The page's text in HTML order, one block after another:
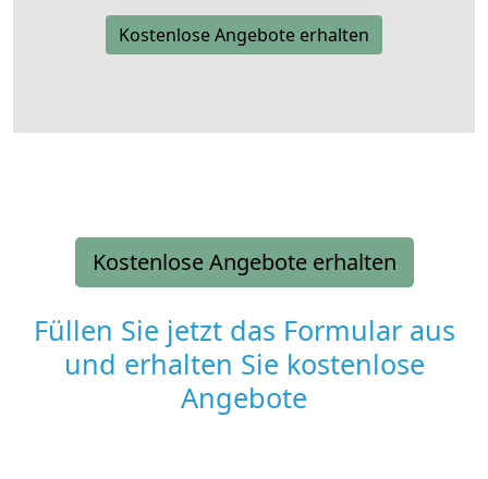
Kostenlose Angebote erhalten
Kostenlose Angebote erhalten
Füllen Sie jetzt das Formular aus
und erhalten Sie kostenlose
Angebote